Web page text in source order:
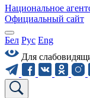
Национальное
Официальный сайт
Бел Рус Eng
Для